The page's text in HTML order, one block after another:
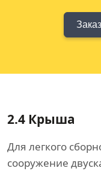
2.4 Крыша
Для легкого
сооружение